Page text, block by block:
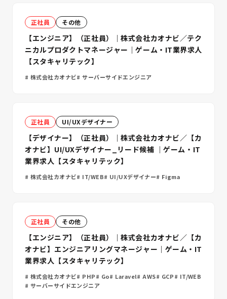
正社員 その他
【エンジニア】（正社員）｜株式会社カオナビ／テク
ニカルプロダクトマネージャー｜ゲーム・IT業界求人
【スタキャリテック】
株式会社カオナビ サーバーサイドエンジニア
正社員 UI/UXデザイナー
【デザイナー】（正社員）｜株式会社カオナビ／【カ
オナビ】UI/UXデザイナー_リード候補 ｜ゲーム・IT
業界求人【スタキャリテック】
株式会社カオナビ IT/WEB UI/UXデザイナー Figma
正社員 その他
【エンジニア】（正社員）｜株式会社カオナビ／【カ
オナビ】エンジニアリングマネージャー｜ゲーム・IT
業界求人【スタキャリテック】
株式会社カオナビ PHP Go Laravel AWS GCP
IT/WEB
サーバーサイドエンジニア